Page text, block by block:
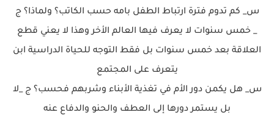
س_ كم تدوم فترة ارتباط الطفل بامه حسب الكاتب؟ ولماذا؟ ج
_ خمس سنوات لا يعرف فيها العالم الأخر وهذا لا يعني قطع
العلاقة بعد خمس سنوات بل فقط التوجه للحياة الدراسية ابن
يتعرف على المجتمع
س_ هل يكمن دور الأم في تغذية الأبناء وشربهم فحسب؟ ج _لا
بل يستمر دورها إلى العطف والحنو والدفاع عنه